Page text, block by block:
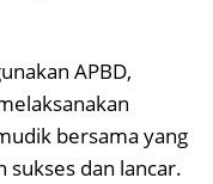
APBD,
bersama yang
dan lancar.